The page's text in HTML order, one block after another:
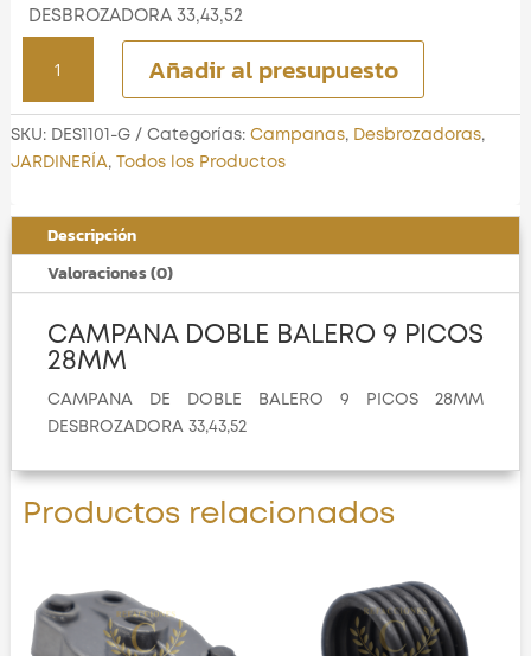
DESBROZADORA 33,43,52
DOBLE
BALERO
9
PICOS
cantidad
Añadir al presupuesto
SKU: DES1101-G Categorías: Campanas, Desbrozadoras,
JARDINERÍA, Todos los Productos
Descripción
Valoraciones (0)
CAMPANA DOBLE BALERO 9 PICOS
28MM
CAMPANA DE DOBLE BALERO 9 PICOS 28MM
DESBROZADORA 33,43,52
Productos relacionados